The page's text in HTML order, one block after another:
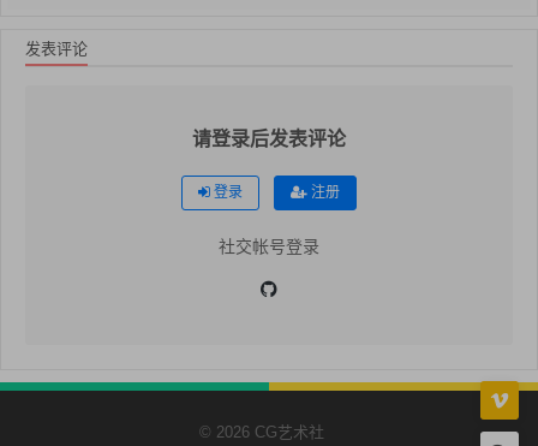
发表评论
请登录后发表评论
登录 注册
社交帐号登录
© 2026 CG艺术社